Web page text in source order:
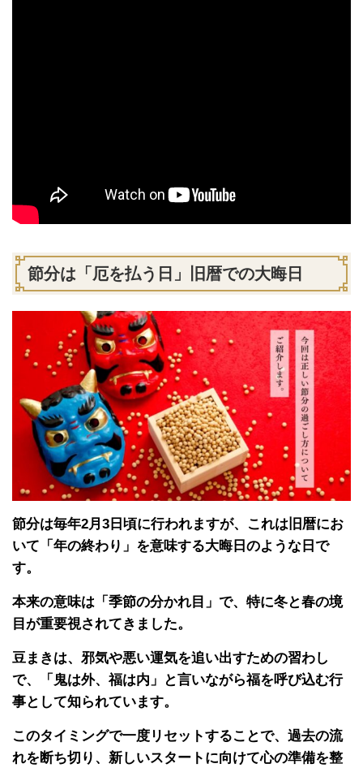
節分は「厄を払う日」旧暦での大晦日
節分は毎年2月3日頃に行われますが、これは旧暦にお
いて「年の終わり」を意味する大晦日のような日で
す。
本来の意味は「季節の分かれ目」で、特に冬と春の境
目が重要視されてきました。
豆まきは、邪気や悪い運気を追い出すための習わし
で、「鬼は外、福は内」と言いながら福を呼び込む行
事として知られています。
このタイミングで一度リセットすることで、過去の流
れを断ち切り、新しいスタートに向けて心の準備を整